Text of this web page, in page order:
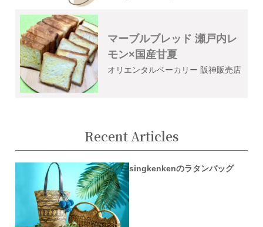
マーブルブレッド 瀬戸内レ
モン×国産甘夏
オリエンタルベーカリー 阪神販売店
Recent Articles
singkenkenのラタンバッグ